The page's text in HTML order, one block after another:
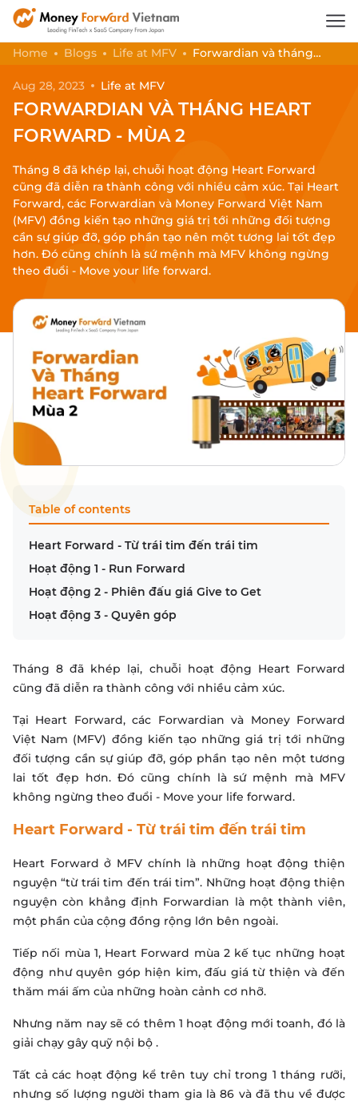
Home Blogs Life at MFV
Forwardian và tháng
Aug 28, 2023
Life at MFV
FORWARDIAN VÀ THÁNG HEART
FORWARD - MÙA 2
Tháng 8 đã khép lại, chuỗi hoạt động Heart Forward
cũng đã diễn ra thành công với nhiều cảm xúc. Tại Heart
Forward, các Forwardian và Money Forward Việt Nam
(MFV) đồng kiến tạo những giá trị tới những đối tượng
cần sự giúp đỡ, góp phần tạo nên một tương lai tốt đẹp
hơn. Đó cũng chính là sứ mệnh mà MFV không ngừng
theo đuổi - Move your life forward.
Table of contents
Heart Forward - Từ trái tim đến trái tim
Hoạt động 1 - Run Forward
Hoạt động 2 - Phiên đấu giá Give to Get
Hoạt động 3 - Quyên góp
Tháng 8 đã khép lại, chuỗi hoạt động Heart Forward
cũng đã diễn ra thành công với nhiều cảm xúc.
Tại Heart Forward, các Forwardian và Money Forward
Việt Nam (MFV) đồng kiến tạo những giá trị tới những
đối tượng cần sự giúp đỡ, góp phần tạo nên một tương
lai tốt đẹp hơn. Đó cũng chính là sứ mệnh mà MFV
không ngừng theo đuổi - Move your life forward.
Heart Forward - Từ trái tim đến trái tim
Heart Forward ở MFV chính là những hoạt động thiện
nguyện “từ trái tim đến trái tim”. Những hoạt động thiện
nguyện còn khẳng định Forwardian là một thành viên,
một phần của cộng đồng rộng lớn bên ngoài.
Tiếp nối mùa 1, Heart Forward mùa 2 kế tục những hoạt
động như quyên góp hiện kim, đấu giá từ thiện và đến
thăm mái ấm của những hoàn cảnh cơ nhỡ.
Nhưng năm nay sẽ có thêm 1 hoạt động mới toanh, đó là
giải chạy gây quỹ nội bộ .
Tất cả các hoạt động kể trên tuy chỉ trong 1 tháng rưỡi,
nhưng số lượng người tham gia là 86 và đã thu về được